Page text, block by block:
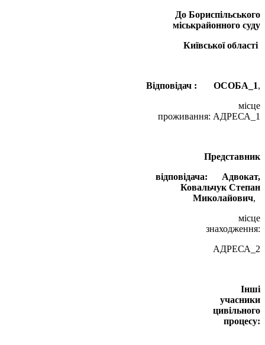
До Бориспільського
міськрайонного суду
Київської області
Відповідач : ОСОБА_1,
місце
проживання: АДРЕСА_1
Представник
відповідача:
Адвокат,
Ковальчук Степан
Миколайович,
місце
знаходження:
АДРЕСА_2
Інші
учасники
цивільного
процесу: